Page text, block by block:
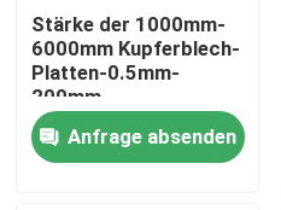
Produkte
Videos
Über uns
Stärke der 1000mm-
6000mm Kupferblech-
Platten-0.5mm-
200mm
Anfrage absenden